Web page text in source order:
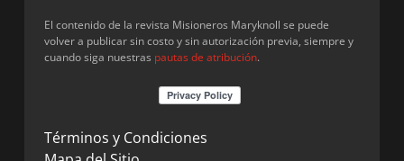
El contenido de la revista Misioneros Maryknoll se puede
volver a publicar sin costo y sin autorización previa, siempre y
cuando siga nuestras pautas de atribución.
Términos y Condiciones